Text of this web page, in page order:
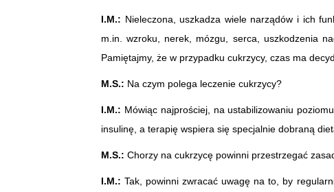
I.M.: Nieleczona, uszkadza wiele narządów i ich
m.in. wzroku, nerek, mózgu, serca, uszkodzenia
Pamiętajmy, że w przypadku cukrzycy, czas ma
M.S.: Na czym polega leczenie cukrzycy?
I.M.: Mówiąc najprościej, na ustabilizowaniu
insulinę, a terapię wspiera się specjalnie dobraną
M.S.: Chorzy na cukrzycę powinni przestrzegać
I.M.:Tak, powinni zwracać uwagę na to, by